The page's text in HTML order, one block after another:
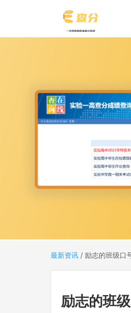
最新资讯 / 励志的班级口
励志的班